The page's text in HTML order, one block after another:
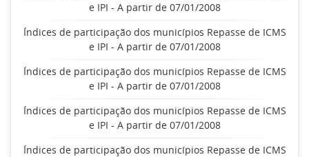
e IPI - A partir de 07/01/2008
Índices de participação dos municípios Repasse de ICMS
e IPI - A partir de 07/01/2008
Índices de participação dos municípios Repasse de ICMS
e IPI - A partir de 07/01/2008
Índices de participação dos municípios Repasse de ICMS
e IPI - A partir de 07/01/2008
Índices de participação dos municípios Repasse de ICMS